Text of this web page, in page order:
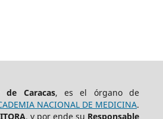
de Caracas, es el órgano de
NACIONAL DE MEDICINA.
, y por ende su Responsable